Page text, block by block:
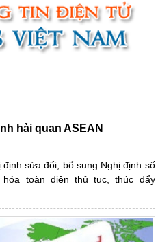
hải quan ASEAN
sửa đổi, bổ sung Nghị định số
hóa toàn diện thủ tục, thúc đẩy